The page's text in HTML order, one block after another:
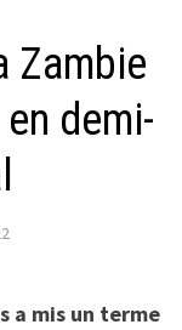
Zambie
demi-
a mis un terme